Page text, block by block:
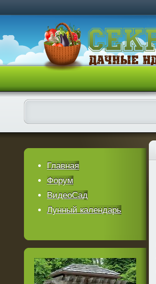
Главная
Форум
ВидеоСад
Лунный календарь